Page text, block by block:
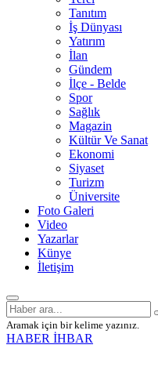
Tanıtım
İş Dünyası
Yatırım
İlan
Gündem
İlçe - Belde
Spor
Sağlık
Magazin
Kültür Ve Sanat
Ekonomi
Siyaset
Turizm
Üniversite
Foto Galeri
Video
Yazarlar
Künye
İletişim
Aramak için bir kelime yazınız.
HABER İHBAR